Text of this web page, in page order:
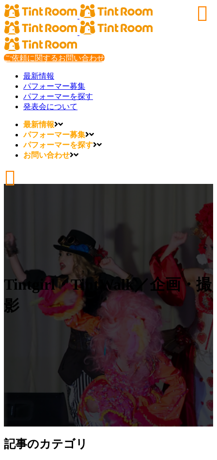
ご依頼に関するお問い合わせ
最新情報
パフォーマー募集
パフォーマーを探す
発表会について
最新情報
パフォーマー募集
パフォーマーを探す
お問い合わせ
Tintgirl・TintWalk／企画・撮
影
記事のカテゴリ